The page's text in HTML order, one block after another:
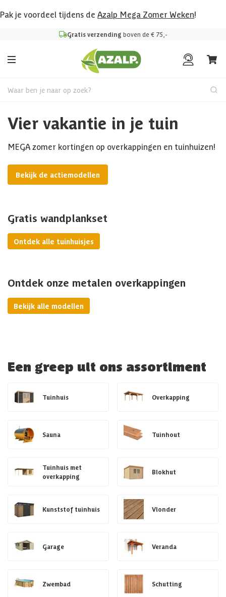
Pak je voordeel tijdens de Azalp Mega Zomer Weken!
Gratis verzending boven de € 75,-
Waar ben je naar op zoek?
Vier vakantie in je tuin
MEGA zomer kortingen op overkappingen en tuinhuizen!
Bekijk de actiemodellen
Gratis wandplankset
Ontdek alle tuinhuisjes
Ontdek onze metalen overkappingen
Bekijk alle modellen
Een greep uit ons assortiment
Tuinhuis Overkapping
Sauna Tuinhout
Tuinhuis met
overkapping
Blokhut
Kunststof tuinhuis Vlonder
Garage Veranda
Zwembad Schutting